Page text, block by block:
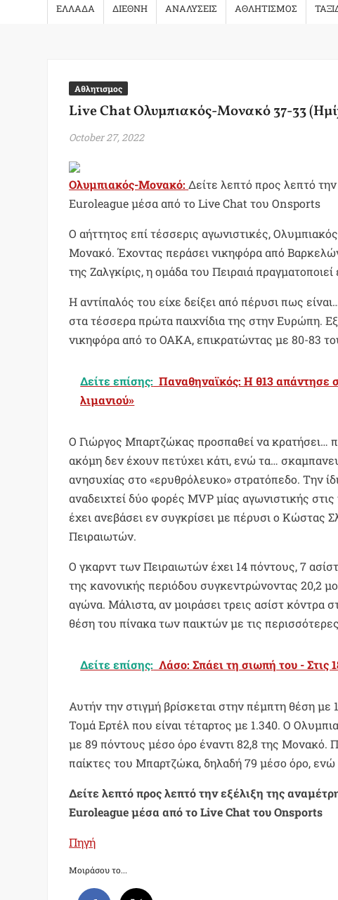
ΕΛΛΑΔΑ ΔΙΕΘΝΗ ΑΝΑΛΥΣΕΙΣ ΑΘΛΗΤΙΣΜΟΣ
Αθλητισμος
Live Chat Ολυμπιακός-Μονακό 37-33
October 27, 2022
Ολυμπιακός-Μονακό: Δείτε λεπτό προς λεπτό
Euroleague μέσα από το Live Chat του Onsports
Ο αήττητος επί τέσσερις αγωνιστικές,
Μονακό. Έχοντας περάσει νικηφόρα από
της Ζαλγκίρις, η ομάδα του Πειραιά πραγματοποιεί
Η αντίπαλός του είχε δείξει από πέρυσι πως
στα τέσσερα πρώτα παιχνίδια της στην Ευρώπη.
νικηφόρα από το ΟΑΚΑ, επικρατώντας με 80-83
Δείτε επίσης: Παναθηναϊκός: Η θ13 απάντησε
λιμανιού»
Ο Γιώργος Μπαρτζώκας προσπαθεί να κρατήσει…
ακόμη δεν έχουν πετύχει κάτι, ενώ τα…
ανησυχίας στο «ερυθρόλευκο» στρατόπεδο. Την
αναδειχτεί δύο φορές MVP μίας αγωνιστικής
έχει ανεβάσει εν συγκρίσει με πέρυσι ο Κώστας
Πειραιωτών.
Ο γκαρντ των Πειραιωτών έχει 14 πόντους, 7
της κανονικής περιόδου συγκεντρώνοντας 20,2
αγώνα. Μάλιστα, αν μοιράσει τρεις ασίστ κόντρα
θέση του πίνακα των παικτών με τις
Δείτε επίσης: Λάσο: Σπάει τη σιωπή του - Στις
Αυτήν την στιγμή βρίσκεται στην πέμπτη θέση με
Τομά Ερτέλ που είναι τέταρτος με 1.340. Ο
με 89 πόντους μέσο όρο έναντι 82,8 της Μονακό.
παίκτες του Μπαρτζώκα, δηλαδή 79 μέσο όρο,
Δείτε λεπτό προς λεπτό την εξέλιξη της
Euroleague μέσα από το Live Chat του Onsports
Πηγή
Μοιράσου το...